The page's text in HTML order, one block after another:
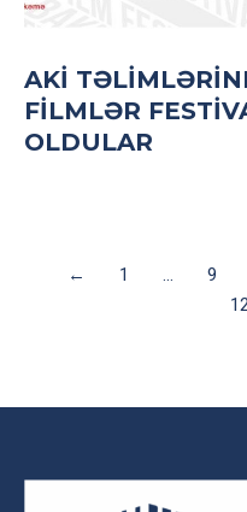
AKİ
FILMLƏR
OLDULAR
← 1 … 9